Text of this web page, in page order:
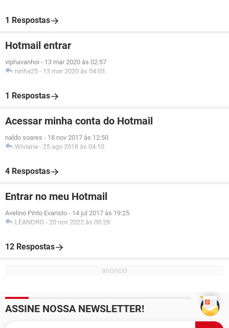
1 Respostas
Hotmail entrar
viphavanhoi - 13 mar 2020 às 02:57
ninha25 - 13 mar 2020 às 04:03
1 Respostas
Acessar minha conta do Hotmail
naldo soares - 18 nov 2017 às 12:50
Wiviana - 25 ago 2018 às 04:10
4 Respostas
Entrar no meu Hotmail
Avelino Pinto Evaristo - 14 jul 2017 às 19:25
LEANDRO - 20 nov 2022 às 00:29
12 Respostas
ASSINE NOSSA NEWSLETTER!